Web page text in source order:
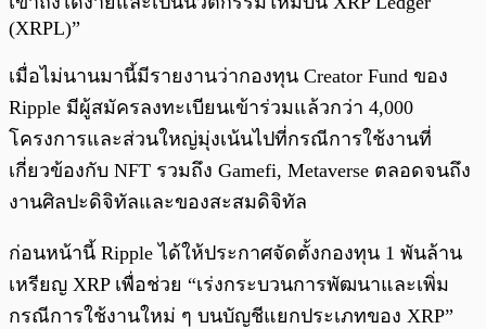
(XRPL)”
เมื่อไม่นานมานี้มีรายงานว่ากองทุน Creator Fund ของ
Ripple มีผู้สมัครลงทะเบียนเข้าร่วมแล้วกว่า 4,000
โครงการและส่วนใหญ่มุ่งเน้นไปที่กรณีการใช้งานที่
เกี่ยวข้องกับ NFT รวมถึง Gamefi, Metaverse ตลอดจนถึง
งานศิลปะดิจิทัลและของสะสมดิจิทัล
ก่อนหน้านี้ Ripple ได้ให้ประกาศจัดตั้งกองทุน 1 พันล้าน
เหรียญ XRP เพื่อช่วย “เร่งกระบวนการพัฒนาและเพิ่ม
กรณีการใช้งานใหม่ ๆ บนบัญชีแยกประเภทของ XRP”